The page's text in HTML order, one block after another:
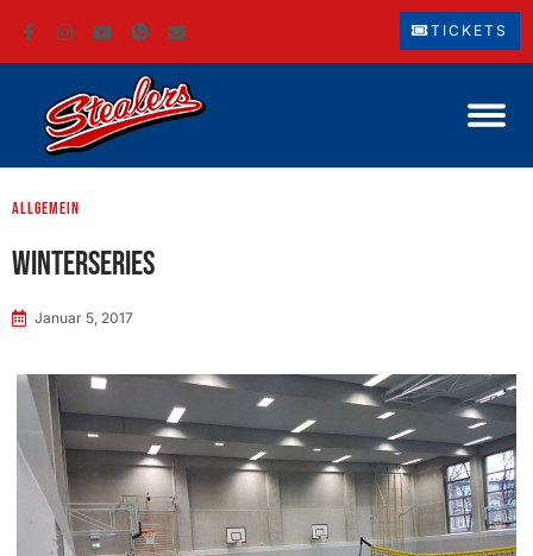
TICKETS
Allgemein
Winterseries
Januar 5, 2017